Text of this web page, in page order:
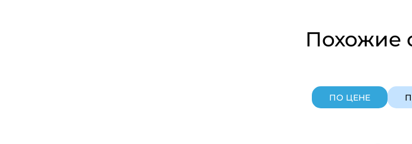
Похожие
ПО ЦЕНЕ